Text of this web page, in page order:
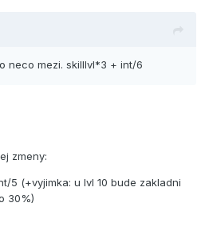
neco mezi. skilllvl*3 + int/6
zmeny:
5 (+vyjimka: u lvl 10 bude zakladni
30%)